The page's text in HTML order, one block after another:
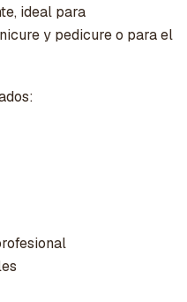
ideal para
y pedicure o para el